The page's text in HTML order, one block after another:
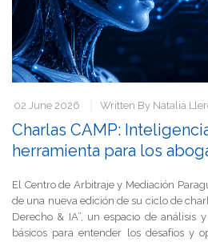
02 June 2026 Written By Natalia
Charlas CAMP:
herramienta para los
El Centro de Arbitraje y Mediación
de una nueva edición de su ciclo de
Derecho & IA”, un espacio de análisis
básicos para entender los desafíos y